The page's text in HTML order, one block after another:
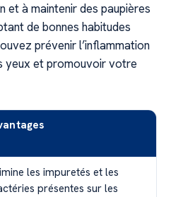
et à maintenir des paupières
de bonnes habitudes
prévenir l’inflammation
yeux et promouvoir votre
les impuretés et les
présentes sur les